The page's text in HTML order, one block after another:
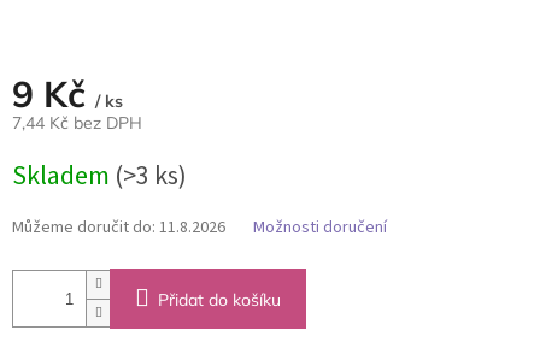
9 Kč / ks
7,44 Kč bez DPH
cena:
Skladem (>3 ks)
Můžeme doručit do: 11.8.2026 Možnosti doručení
Přidat do košíku